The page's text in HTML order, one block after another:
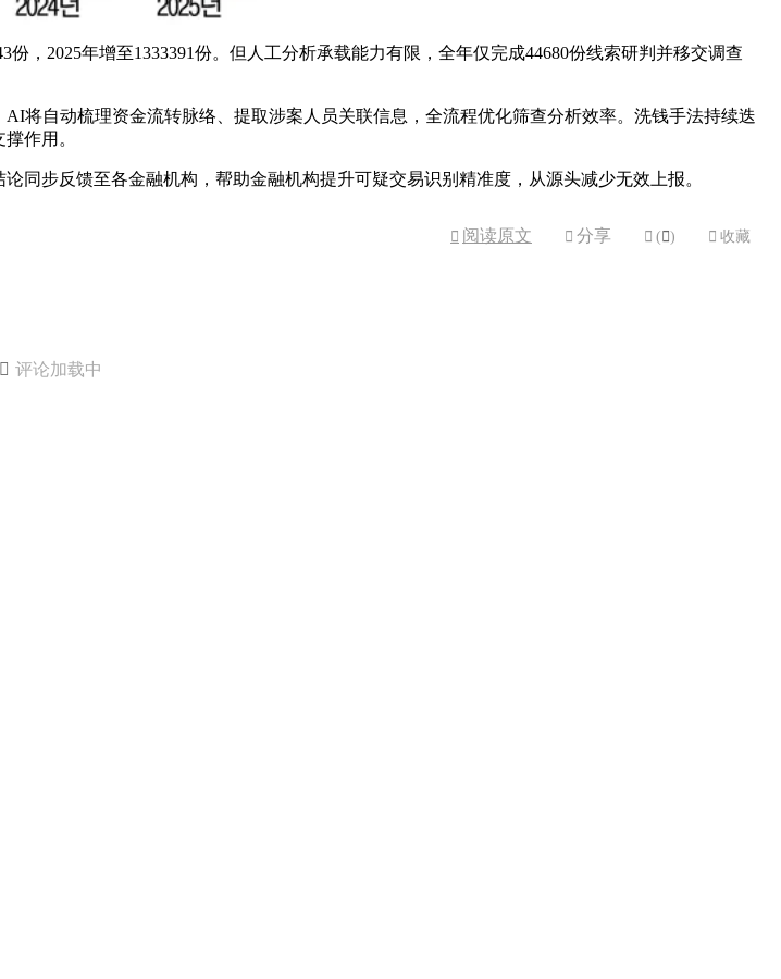
，2025年增至1333391份。但人工分析承载能力有限，全年仅完成44680份线索研判并移交调查
将自动梳理资金流转脉络、提取涉案人员关联信息，全流程优化筛查分析效率。洗钱手法持续迭
作用。
步反馈至各金融机构，帮助金融机构提升可疑交易识别精准度，从源头减少无效上报。
 阅读原文  分享  ( )  收藏
 评论加载中